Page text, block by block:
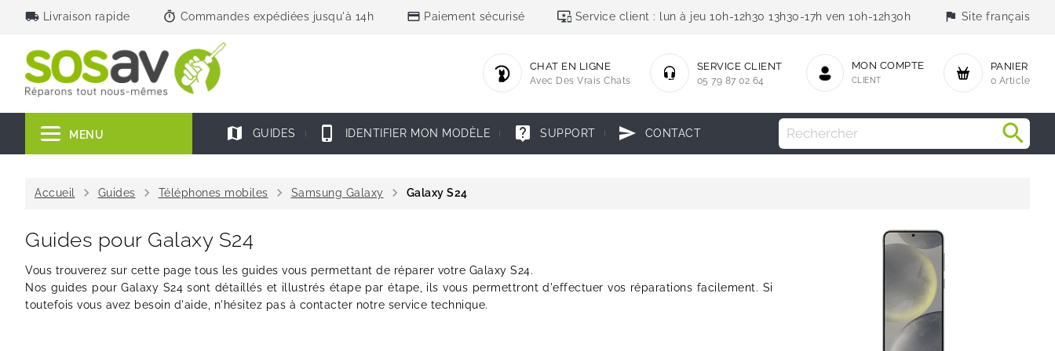
local_shipping Livraison rapide timer Commandes expédiées jusqu'à 14h credit_card Paiement sécurisé important_devices Service client : lun à jeu 10h-12h30 13h30-17h ven 10h-12h30h flag Site français
PANIER
0 Article
MON COMPTE
CLIENT
SERVICE CLIENT
05 79 87 02 64
CHAT EN LIGNE
Avec Des Vrais Chats
MENU map GUIDES phone_iphone IDENTIFIER MON MODÈLE live_help SUPPORT send CONTACT
Accueil chevron_right Guides chevron_right Téléphones mobiles chevron_right Samsung Galaxy chevron_right Galaxy S24
Guides pour Galaxy S24
Vous trouverez sur cette page tous les guides vous permettant de réparer votre Galaxy S24.
Nos guides pour Galaxy S24 sont détaillés et illustrés étape par étape, ils vous permettront d'effectuer vos réparations facilement. Si
toutefois vous avez besoin d'aide, n'hésitez pas à contacter notre service technique.